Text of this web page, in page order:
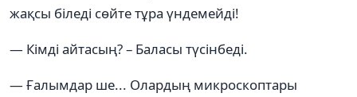
жақсы біледі сөйте тұра үндемейді!
— Кімді айтасың? – Баласы түсінбеді.
— Ғалымдар ше... Олардың микроскоптары